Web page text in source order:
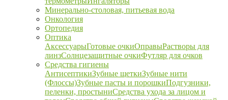
Минерально-столовая, питьевая вода
Онкология
Ортопедия
Оптика
АксессуарыГотовые очкиОправыРастворы для
линзСолнцезащитные очкиФутляр для очков
Средства гигиены
АнтисептикиЗубные щеткиЗубные нити
(Флоссы)Зубные пасты и порошкиПодгузники,
пеленки, простыниСредства ухода за лицом и